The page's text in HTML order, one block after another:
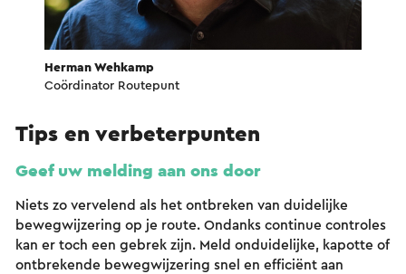
Herman Wehkamp
Coördinator Routepunt
Tips en verbeterpunten
Geef uw melding aan ons door
Niets zo vervelend als het ontbreken van duidelijke
bewegwijzering op je route. Ondanks continue controles
kan er toch een gebrek zijn. Meld onduidelijke, kapotte of
ontbrekende bewegwijzering snel en efficiënt aan